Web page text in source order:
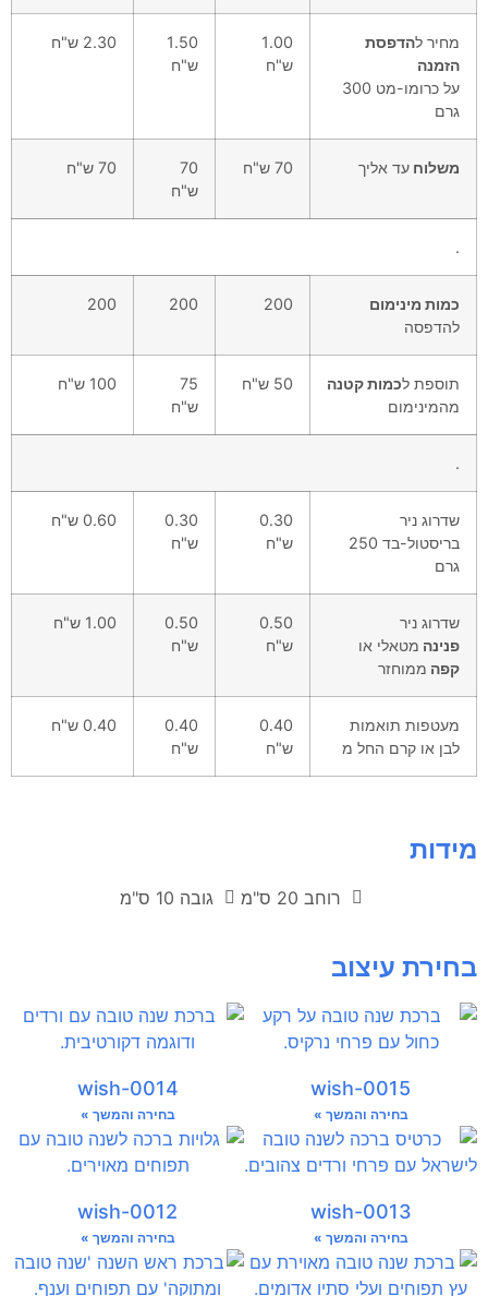
מחיר ל הדפסת
הזמנה
על כרומו-מט 300
גרם
1.00
ש"ח
1.50
ש"ח
2.30 ש"ח
משלוחעד אליך 70 ש"ח
70
ש"ח
70 ש"ח
כמות מינימום
להדפסה
200
200
200
תוספת ל כמות קטנה
מהמינימום
50 ש"ח
75
ש"ח
100 ש"ח
שדרוג ניר
בריסטול-בד 250
גרם
0.30
ש"ח
0.30
ש"ח
0.60 ש"ח
שדרוג ניר
פנינהמטאלי או
קפהממוחזר
0.50
ש"ח
0.50
ש"ח
1.00 ש"ח
מעטפות תואמות
לבן או קרם החל מ
0.40
ש"ח
0.40
ש"ח
0.40 ש"ח
מידות
רוחב 20 ס"מ גובה 10 ס"מ
בחירת עיצוב
wish-0015
בחירה והמשך »
wish-0014
בחירה והמשך »
wish-0013
בחירה והמשך »
wish-0012
בחירה והמשך »